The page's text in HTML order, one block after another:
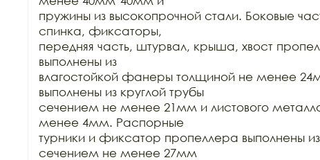
пружины из высокопрочной стали. Боковые
спинка, фиксаторы,
передняя часть, штурвал, крыша, хвост
выполнены из
влагостойкой фанеры толщиной не менее
выполнены из круглой трубы
сечением не менее 21мм и листового
менее 4мм. Распорные
турники и фиксатор пропеллера выполнены
сечением не менее 27мм